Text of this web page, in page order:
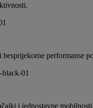
performanse
i jednostavne mobilnosti.